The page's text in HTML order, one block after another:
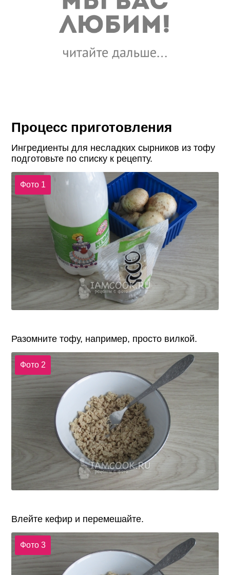
Процесс приготовления
Ингредиенты для несладких сырников из тофу
подготовьте по списку к рецепту.
Фото 1
Разомните тофу, например, просто вилкой.
Фото 2
Влейте кефир и перемешайте.
Фото 3